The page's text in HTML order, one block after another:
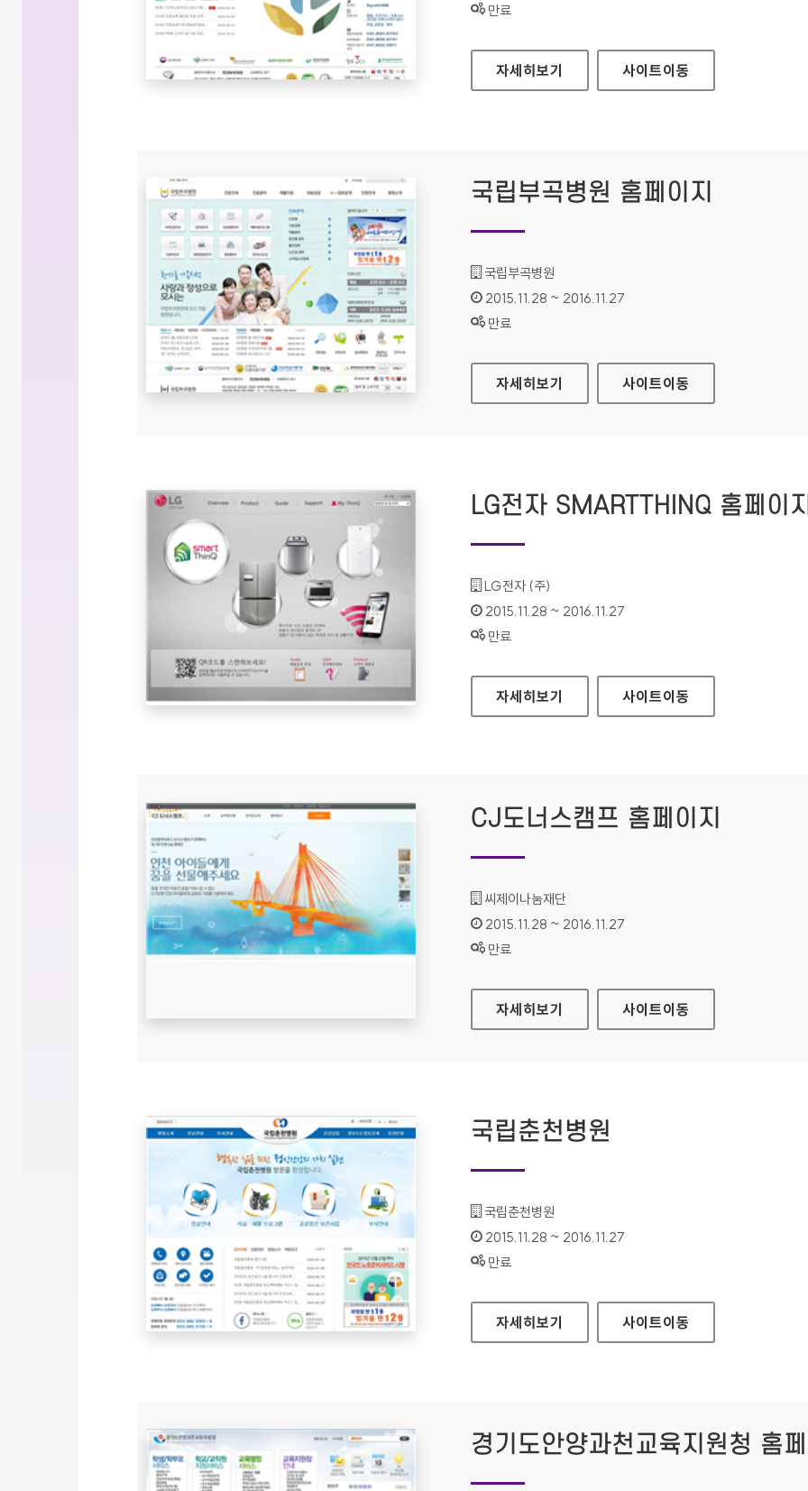
상태 :
만료
국립공주병원 홈페이지
자세히보기 사이트이동
국립부곡병원 홈페이지
기관명 :
국립부곡병원
인증기간 :
2015.11.28 ~ 2016.11.27
상태 :
만료
국립부곡병원 홈페이지
자세히보기 사이트이동
LG전자 SMARTTHINQ 홈페이
기관명 :
LG전자 (주)
인증기간 :
2015.11.28 ~ 2016.11.27
상태 :
만료
LG전자 SMARTTHINQ 홈페이지
자세히보기 사이트이동
CJ도너스캠프 홈페이지
기관명 :
씨제이나눔재단
인증기간 :
2015.11.28 ~ 2016.11.27
상태 :
만료
CJ도너스캠프 홈페이지
자세히보기 사이트이동
국립춘천병원
기관명 :
국립춘천병원
인증기간 :
2015.11.28 ~ 2016.11.27
상태 :
만료
국립춘천병원
자세히보기 사이트이동
경기도안양과천교육지원청 홈